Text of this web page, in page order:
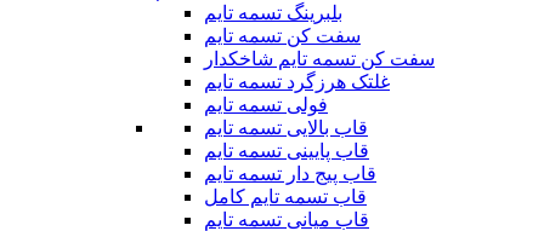
بلبرینگ تسمه تایم
سفت کن تسمه تایم
سفت کن تسمه تایم شاخکدار
غلتک هرزگرد تسمه تایم
فولی تسمه تایم
قاب بالایی تسمه تایم
قاب پایینی تسمه تایم
قاب پیج دار تسمه تایم
قاب تسمه تایم کامل
قاب میانی تسمه تایم